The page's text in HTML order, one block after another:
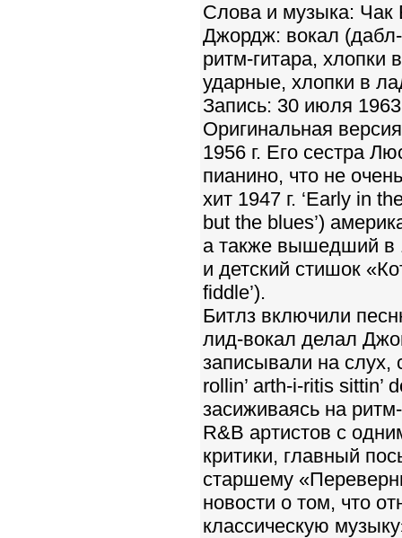
Слова и музыка: Чак
Джордж: вокал
ритм-гитара,
ударные, хлопки в
Запись: 30 июля
Оригинальная
1956 г. Его сестра
пианино, что не
хит 1947 г. ‘Early in
but the blues’)
а также вышедший в
и детский стишок
fiddle’).
Битлз включили
лид-вокал делал
записывали на слух,
rollin’ arth-i-ritis sittin’
засиживаясь на
R&B артистов с
критики, главный
старшему
новости о том, что
классическую